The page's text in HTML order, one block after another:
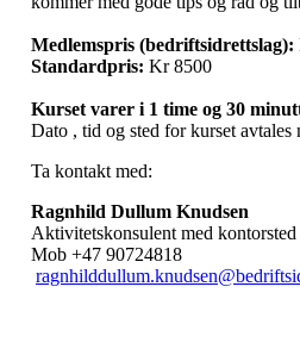
Medlemspris (bedriftsidrettslag):
Standardpris: Kr 8500
Kurset varer i 1 time og 30
Dato , tid og sted for kurset avtales
Ta kontakt med:
Ragnhild Dullum Knudsen
Aktivitetskonsulent med
Mob +47 90724818